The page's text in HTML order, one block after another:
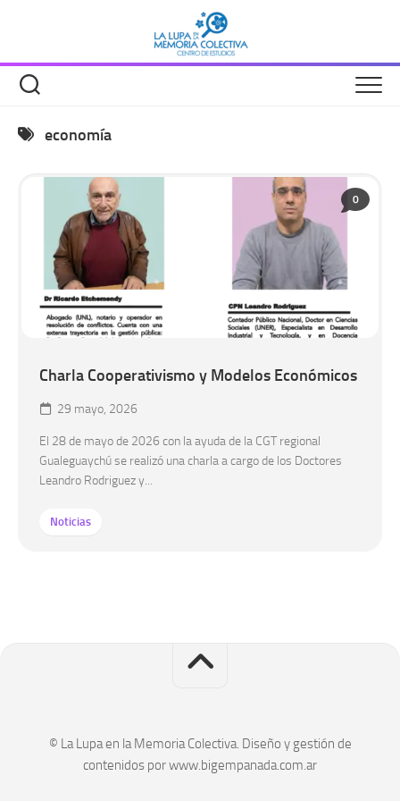
economía
0
Charla Cooperativismo y Modelos Económicos
29 mayo, 2026
El 28 de mayo de 2026 con la ayuda de la CGT regional
Gualeguaychú se realizó una charla a cargo de los Doctores
Leandro Rodriguez y...
Noticias
© La Lupa en la Memoria Colectiva. Diseño y gestión de
contenidos por www.bigempanada.com.ar